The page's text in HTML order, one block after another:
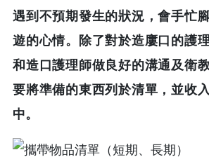
遇到不預期發生的狀況，會手忙
遊的心情。除了對於造廔口的護
和造口護理師做良好的溝通及衛
要將準備的東西列於清單，並收
中。